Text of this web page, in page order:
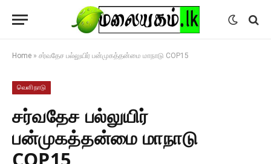
Home » சர்வதேச பல்லுயிர் பன்முகத்தன்மை மாநாடு COP15
வெளிநாடு
சர்வதேச பல்லுயிர்
பன்முகத்தன்மை மாநாடு